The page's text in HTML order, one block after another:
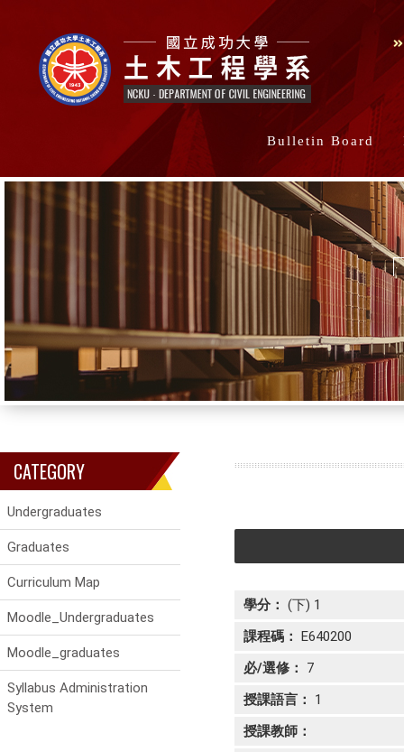
Bulletin Board
CATEGORY
Undergraduates
Graduates
Curriculum Map
Moodle_Undergraduates
Moodle_graduates
Syllabus Administration
System
學分： (下) 1
課程碼： E640200
必/選修：
7
授課語言：
1
授課教師：